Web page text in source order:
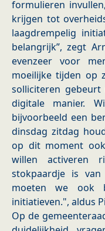
formulieren
krijgen tot
laagdrempelig
belangrijk”, zegt
evenzeer voor
moeilijke tijden op
solliciteren
digitale manier.
bijvoorbeeld een
dinsdag zitdag
op dit moment
willen activeren
stokpaardje is
moeten we ook
initiatieven.", aldus
Op de